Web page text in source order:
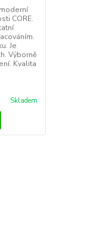
CORE.
Je
Výborně
Kvalita
Skladem